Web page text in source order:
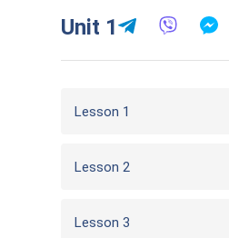
Unit 1
Lesson 1
Lesson 2
Lesson 3